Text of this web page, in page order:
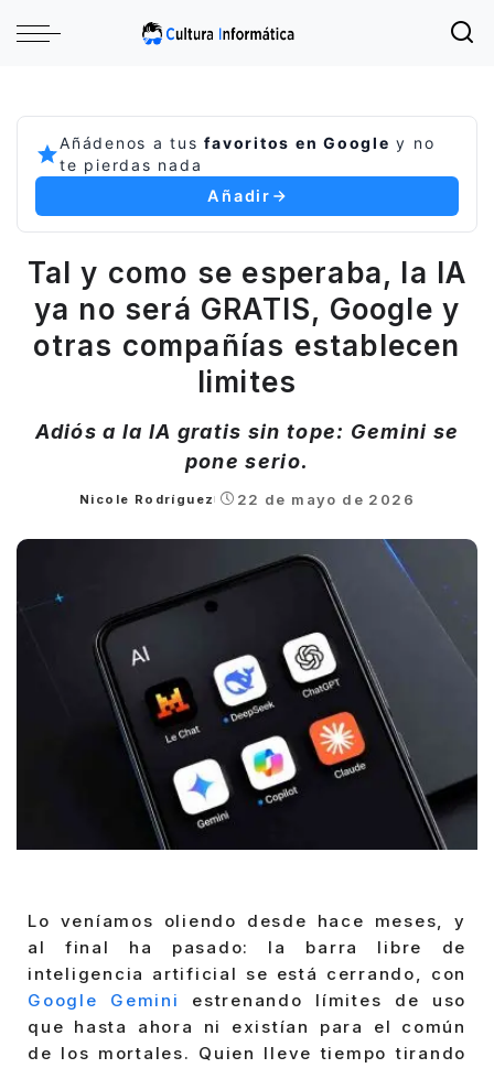
Añádenos a tusfavoritos en Google y no
te pierdas nada
Añadir
Tal y como se esperaba, la IA
ya no será GRATIS, Google y
otras compañías establecen
limites
Adiós a la IA gratis sin tope: Gemini se
pone serio.
Posted
Nicole Rodríguez 22 de mayo de 2026
Lo veníamos oliendo desde hace meses, y
al final ha pasado: la barra libre de
inteligencia artificial se está cerrando, con
Google Gemini
estrenando límites de uso
que hasta ahora ni existían para el común
de los mortales. Quien lleve tiempo tirando